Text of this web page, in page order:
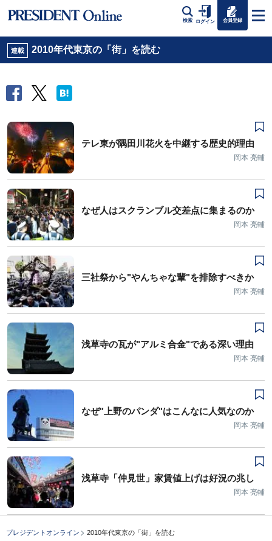
検索 ログイン 会員登録
連載 2010年代東京の「街」を読む
テレ東が隅田川花火を中継する歴史的理由
岡本 亮輔
なぜ人はスクランブル交差点に集まるのか
岡本 亮輔
三社祭から"やんちゃな輩"を排除すべきか
岡本 亮輔
浅草寺の瓦が"アルミ合金"である深い理由
岡本 亮輔
なぜ"上野のパンダ"はこんなに人気なのか
岡本 亮輔
浅草寺「仲見世」家賃値上げは好況の兆し
岡本 亮輔
プレジデントオンライン 2010年代東京の「街」を読む